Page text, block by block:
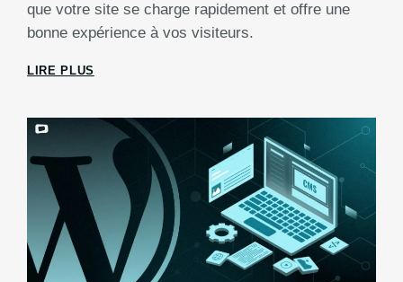
que votre site se charge rapidement et offre une
bonne expérience à vos visiteurs.
LIRE PLUS